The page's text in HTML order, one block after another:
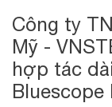
Công ty
Mỹ -
hợp tác
Bluescope